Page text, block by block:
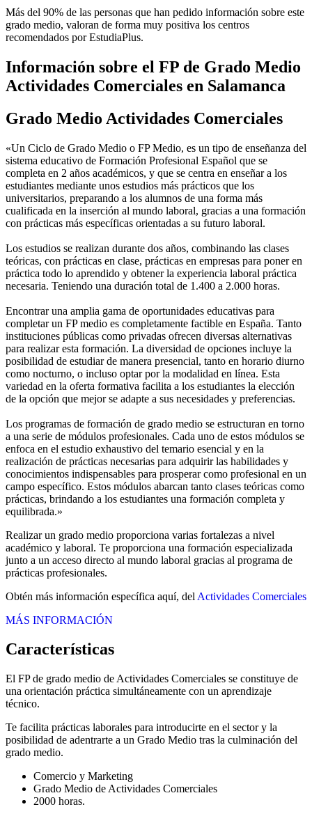
Más del 90% de las personas que han pedido información sobre este
grado medio, valoran de forma muy positiva los centros
recomendados por EstudiaPlus.
Información sobre el FP de Grado Medio
Actividades Comerciales en Salamanca
Grado Medio Actividades Comerciales
«Un Ciclo de Grado Medio o FP Medio, es un tipo de enseñanza del
sistema educativo de Formación Profesional Español que se
completa en 2 años académicos, y que se centra en enseñar a los
estudiantes mediante unos estudios más prácticos que los
universitarios, preparando a los alumnos de una forma más
cualificada en la inserción al mundo laboral, gracias a una formación
con prácticas más específicas orientadas a su futuro laboral.
Los estudios se realizan durante dos años, combinando las clases
teóricas, con prácticas en clase, prácticas en empresas para poner en
práctica todo lo aprendido y obtener la experiencia laboral práctica
necesaria. Teniendo una duración total de 1.400 a 2.000 horas.
Encontrar una amplia gama de oportunidades educativas para
completar un FP medio es completamente factible en España. Tanto
instituciones públicas como privadas ofrecen diversas alternativas
para realizar esta formación. La diversidad de opciones incluye la
posibilidad de estudiar de manera presencial, tanto en horario diurno
como nocturno, o incluso optar por la modalidad en línea. Esta
variedad en la oferta formativa facilita a los estudiantes la elección
de la opción que mejor se adapte a sus necesidades y preferencias.
Los programas de formación de grado medio se estructuran en torno
a una serie de módulos profesionales. Cada uno de estos módulos se
enfoca en el estudio exhaustivo del temario esencial y en la
realización de prácticas necesarias para adquirir las habilidades y
conocimientos indispensables para prosperar como profesional en un
campo específico. Estos módulos abarcan tanto clases teóricas como
prácticas, brindando a los estudiantes una formación completa y
equilibrada.»
Realizar un grado medio proporciona varias fortalezas a nivel
académico y laboral. Te proporciona una formación especializada
junto a un acceso directo al mundo laboral gracias al programa de
prácticas profesionales.
Obtén más información específica aquí, del Actividades Comerciales
MÁS INFORMACIÓN
Características
El FP de grado medio de Actividades Comerciales se constituye de
una orientación práctica simultáneamente con un aprendizaje
técnico.
Te facilita prácticas laborales para introducirte en el sector y la
posibilidad de adentrarte a un Grado Medio tras la culminación del
grado medio.
Comercio y Marketing
Grado Medio de Actividades Comerciales
2000 horas.